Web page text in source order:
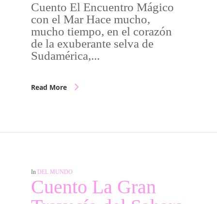
Cuento El Encuentro Mágico
con el Mar Hace mucho,
mucho tiempo, en el corazón
de la exuberante selva de
Sudamérica,...
Read More
In DEL MUNDO
Cuento La Gran